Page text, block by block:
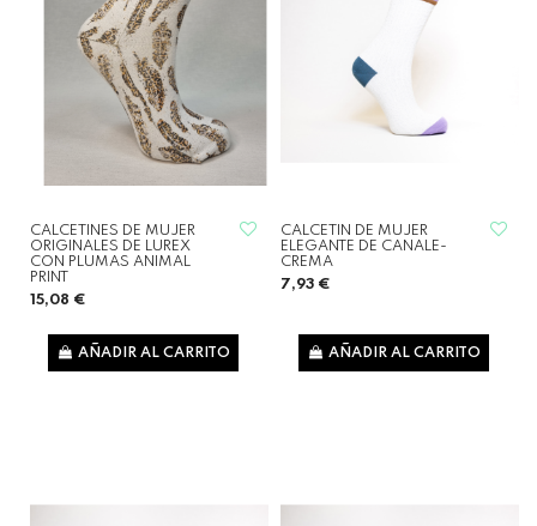
CALCETINES DE MUJER
ORIGINALES DE LUREX
CON PLUMAS ANIMAL
PRINT
15,08 €
AÑADIR AL CARRITO
CALCETIN DE MUJER
ELEGANTE DE CANALE-
CREMA
7,93 €
AÑADIR AL CARRITO